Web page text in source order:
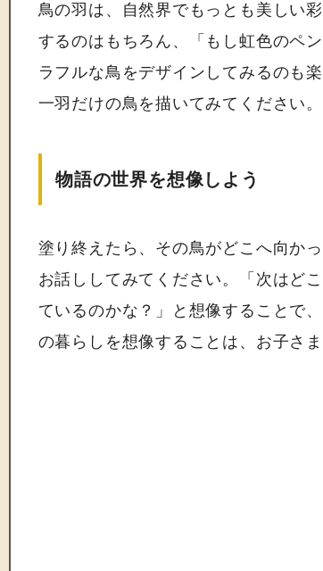
鳥の羽は、自然界でもっとも美しい
するのはもちろん、「もし虹色のペ
ラフルな鳥をデザインしてみるのも
一羽だけの鳥を描いてみてください。
物語の世界を想像しよう
塗り終えたら、その鳥がどこへ向か
お話ししてみてください。「次はど
ているのかな？」と想像することで
の暮らしを想像することは、お子さ